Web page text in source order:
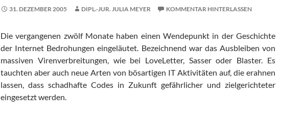
31. DEZEMBER 2005 DIPL.-JUR. JULIA MEYER KOMMENTAR HINTERLASSEN
Die vergangenen zwölf Monate haben einen Wendepunkt in der Geschichte
der Internet Bedrohungen eingeläutet. Bezeichnend war das Ausbleiben von
massiven Virenverbreitungen, wie bei LoveLetter, Sasser oder Blaster. Es
tauchten aber auch neue Arten von bösartigen IT Aktivitäten auf, die erahnen
lassen, dass schadhafte Codes in Zukunft gefährlicher und zielgerichteter
eingesetzt werden.